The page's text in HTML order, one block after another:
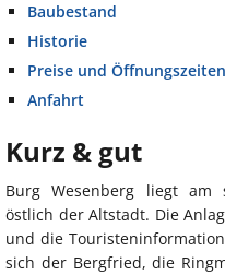
Baubestand
Historie
Preise und Öffnungszeiten
Anfahrt
Kurz & gut
Burg Wesenberg liegt am
östlich der Altstadt. Die
und die
sich der Bergfried, die